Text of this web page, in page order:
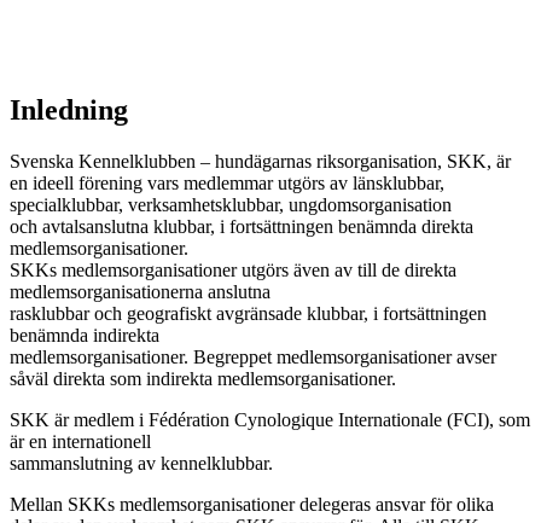
Inledning
Svenska Kennelklubben – hundägarnas riksorganisation, SKK, är
en ideell förening vars medlemmar utgörs av länsklubbar,
specialklubbar, verksamhetsklubbar, ungdomsorganisation
och avtalsanslutna klubbar, i fortsättningen benämnda direkta
medlemsorganisationer.
SKKs medlemsorganisationer utgörs även av till de direkta
medlemsorganisationerna anslutna
rasklubbar och geografiskt avgränsade klubbar, i fortsättningen
benämnda indirekta
medlemsorganisationer. Begreppet medlemsorganisationer avser
såväl direkta som indirekta medlemsorganisationer.
SKK är medlem i Fédération Cynologique Internationale (FCI), som
är en internationell
sammanslutning av kennelklubbar.
Mellan SKKs medlemsorganisationer delegeras ansvar för olika